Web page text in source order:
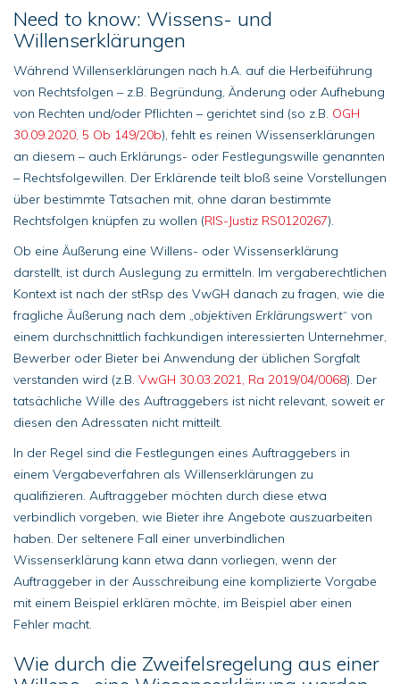
Need to know: Wissens- und
Willenserklärungen
Während Willenserklärungen nach h.A. auf die Herbeiführung
von Rechtsfolgen – z.B. Begründung, Änderung oder Aufhebung
von Rechten und/oder Pflichten – gerichtet sind (so z.B. OGH
30.09.2020, 5 Ob 149/20b), fehlt es reinen Wissenserklärungen
an diesem – auch Erklärungs- oder Festlegungswille genannten
– Rechtsfolgewillen. Der Erklärende teilt bloß seine Vorstellungen
über bestimmte Tatsachen mit, ohne daran bestimmte
Rechtsfolgen knüpfen zu wollen (RIS-Justiz RS0120267).
Ob eine Äußerung eine Willens- oder Wissenserklärung
darstellt, ist durch Auslegung zu ermitteln. Im vergaberechtlichen
Kontext ist nach der stRsp des VwGH danach zu fragen, wie die
fragliche Äußerung nach dem „objektiven Erklärungswert“ von
einem durchschnittlich fachkundigen interessierten Unternehmer,
Bewerber oder Bieter bei Anwendung der üblichen Sorgfalt
verstanden wird (z.B. VwGH 30.03.2021, Ra 2019/04/0068). Der
tatsächliche Wille des Auftraggebers ist nicht relevant, soweit er
diesen den Adressaten nicht mitteilt.
In der Regel sind die Festlegungen eines Auftraggebers in
einem Vergabeverfahren als Willenserklärungen zu
qualifizieren. Auftraggeber möchten durch diese etwa
verbindlich vorgeben, wie Bieter ihre Angebote auszuarbeiten
haben. Der seltenere Fall einer unverbindlichen
Wissenserklärung kann etwa dann vorliegen, wenn der
Auftraggeber in der Ausschreibung eine komplizierte Vorgabe
mit einem Beispiel erklären möchte, im Beispiel aber einen
Fehler macht.
Wie durch die Zweifelsregelung aus einer